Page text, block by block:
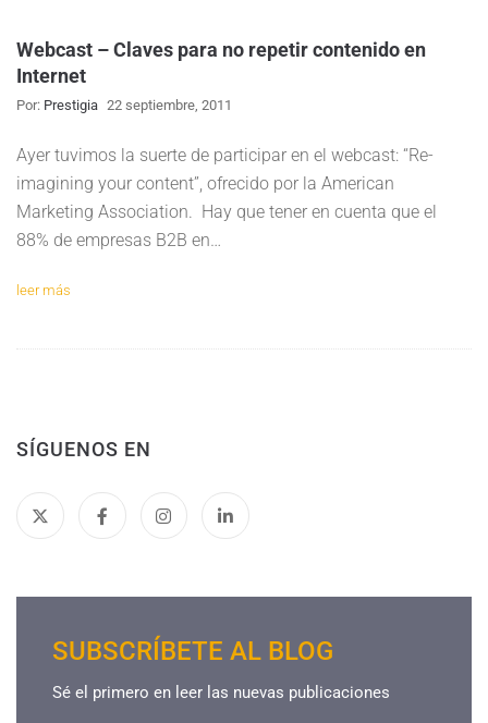
Webcast – Claves para no repetir contenido en
Internet
Por: Prestigia 22 septiembre, 2011
Ayer tuvimos la suerte de participar en el webcast: “Re-
imagining your content”, ofrecido por la American
Marketing Association. Hay que tener en cuenta que el
88% de empresas B2B en…
leer más
SÍGUENOS EN
SUBSCRÍBETE AL BLOG
Sé el primero en leer las nuevas publicaciones